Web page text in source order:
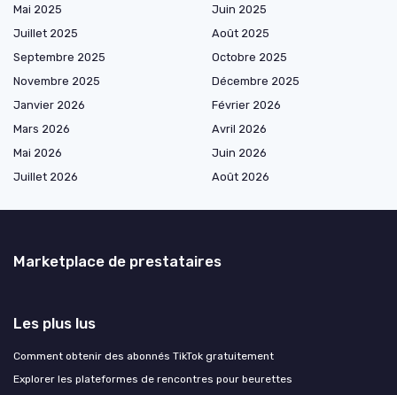
Mai 2025
Juin 2025
Juillet 2025
Août 2025
Septembre 2025
Octobre 2025
Novembre 2025
Décembre 2025
Janvier 2026
Février 2026
Mars 2026
Avril 2026
Mai 2026
Juin 2026
Juillet 2026
Août 2026
Marketplace de prestataires
Les plus lus
Comment obtenir des abonnés TikTok gratuitement
Explorer les plateformes de rencontres pour beurettes